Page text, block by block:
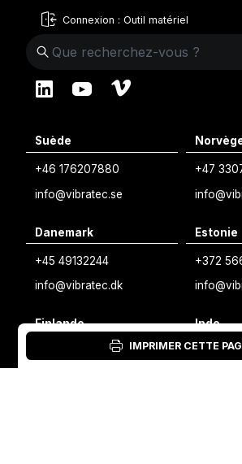
IMPRIMER CETTE
Connexion : Outil matériel
Suède
+46 176207880
info@vibratec.se
+47
Danemark
+45 49132244
info@vibratec.dk
Estonie
+372
Finlande
+35 8402589117
Inde
+91